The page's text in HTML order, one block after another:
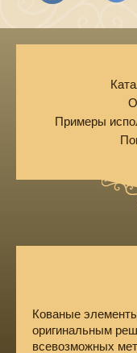
Примеры
Кованые
оригинальным
всевозможных